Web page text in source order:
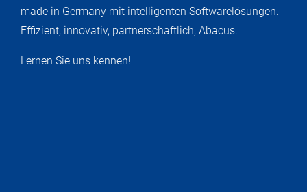
made in Germany mit intelligenten Softwarelösungen.
Effizient, innovativ, partnerschaftlich, Abacus.
Lernen Sie uns kennen!